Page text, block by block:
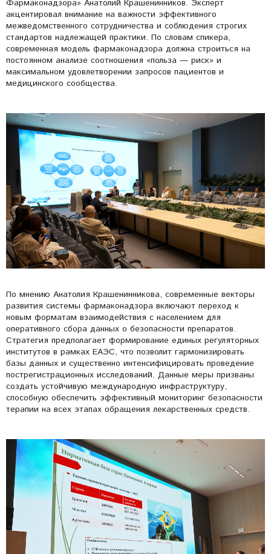
Фармаконадзора» Анатолий Крашенинников. Эксперт
акцентировал внимание на важности эффективного
межведомственного сотрудничества и соблюдения строгих
стандартов надлежащей практики. По словам спикера,
современная модель фармаконадзора должна строиться на
постоянном анализе соотношения «польза — риск» и
максимальном удовлетворении запросов пациентов и
медицинского сообщества.
По мнению Анатолия Крашенинникова, современные векторы
развития системы фармаконадзора включают переход к
новым форматам взаимодействия с населением для
оперативного сбора данных о безопасности препаратов.
Стратегия предполагает формирование единых регуляторных
институтов в рамках ЕАЭС, что позволит гармонизировать
базы данных и существенно интенсифицировать проведение
пострегистрационных исследований. Данные меры призваны
создать устойчивую международную инфраструктуру,
способную обеспечить эффективный мониторинг безопасности
терапии на всех этапах обращения лекарственных средств.